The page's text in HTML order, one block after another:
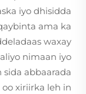
iyo dhisidda
ama ka
waxay
nimaan iyo
abbaarada
xiriirka leh in